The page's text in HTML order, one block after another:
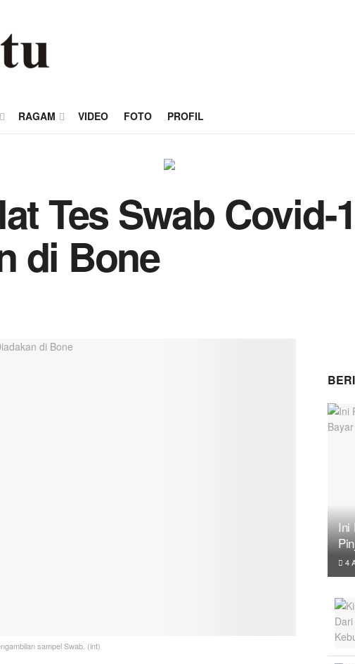
RAGAM VIDEO FOTO PROFIL
Tes Swab Covid-
di Bone
sampel Swab. (int)
Ini
4